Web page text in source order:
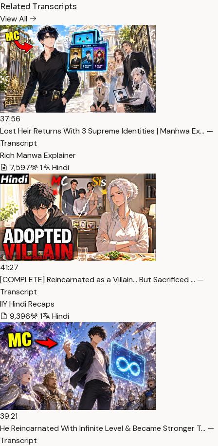
Related Transcripts
View All
37:56
Lost Heir Returns With 3 Supreme Identities | Manhwa Ex… —
Transcript
Rich Manwa Explainer
7,597
1 Hindi
41:27
[COMPLETE] Reincarnated as a Villain… But Sacrificed … —
Transcript
IlY Hindi Recaps
9,396
1 Hindi
39:21
He Reincarnated With Infinite Level & Became Stronger T… —
Transcript